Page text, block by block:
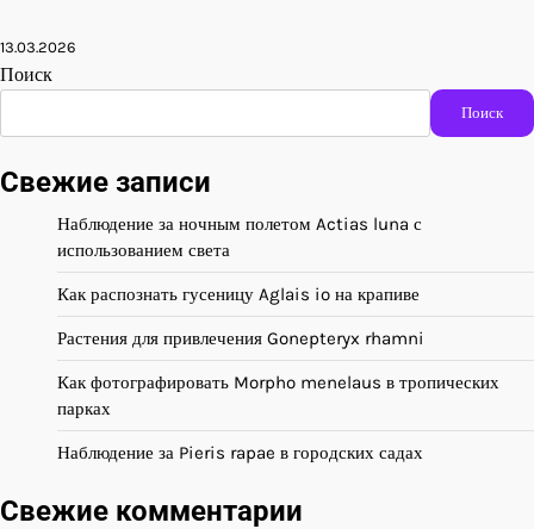
13.03.2026
Поиск
Поиск
Свежие записи
Наблюдение за ночным полетом Actias luna с
использованием света
Как распознать гусеницу Aglais io на крапиве
Растения для привлечения Gonepteryx rhamni
Как фотографировать Morpho menelaus в тропических
парках
Наблюдение за Pieris rapae в городских садах
Свежие комментарии